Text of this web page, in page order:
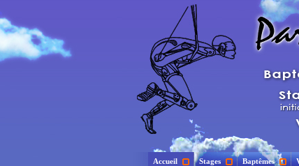
Accueil Stages Baptêmes